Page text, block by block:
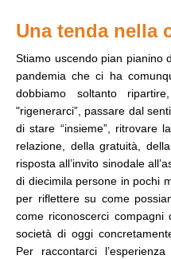
Una tenda nella
Stiamo uscendo pian pianino
pandemia che ci ha
dobbiamo soltanto
"rigenerarci”, passare dal
di stare “insieme”, ritrovare
relazione, della gratuità,
risposta all’invito sinodale
di diecimila persone in pochi
per riflettere su come
come riconoscerci
società di oggi
Per raccontarci